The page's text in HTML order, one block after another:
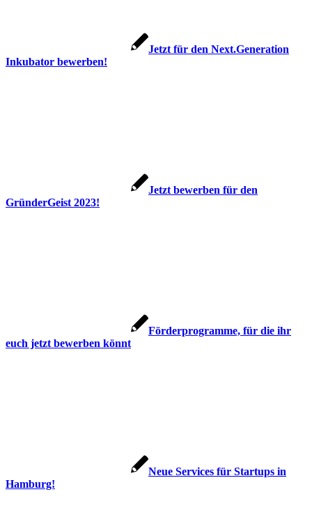
Jetzt für den Next.Generation
Inkubator bewerben!
Jetzt bewerben für den
GründerGeist 2023!
Förderprogramme, für die ihr
euch jetzt bewerben könnt
Neue Services für Startups in
Hamburg!